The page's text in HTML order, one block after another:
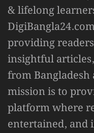
& lifelong
providing
insightful
from
mission is to
platform where
entertained, and